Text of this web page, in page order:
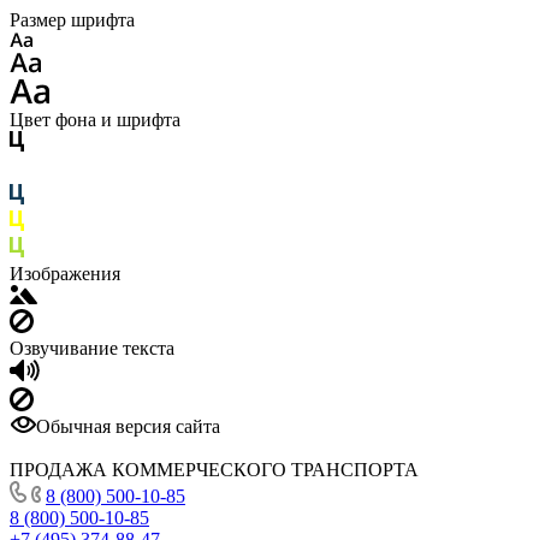
Размер шрифта
Цвет фона и шрифта
Изображения
Озвучивание текста
Обычная версия сайта
ПРОДАЖА КОММЕРЧЕСКОГО ТРАНСПОРТА
8 (800) 500-10-85
8 (800) 500-10-85